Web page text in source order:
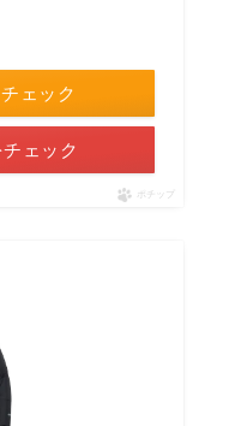
ェック
ェック
ポチップ